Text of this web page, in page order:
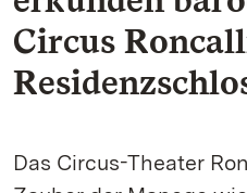
Circus
Das Circus-Theater